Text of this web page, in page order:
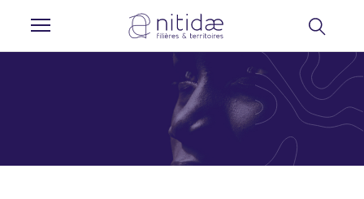
Panneau de gestion des cookies